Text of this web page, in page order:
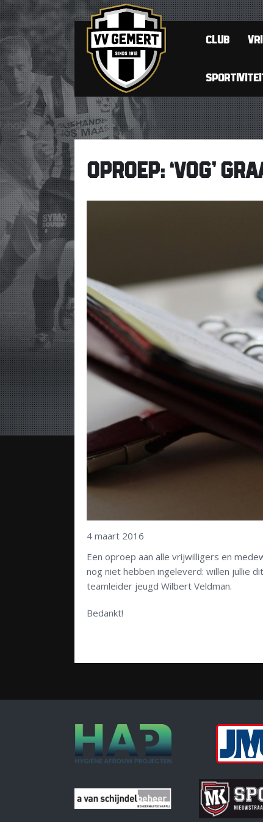
CLUB
OPROEP: ‘VOG’
4 maart 2016
Een oproep aan alle vrijwilligers en
nog niet hebben ingeleverd: willen jullie
teamleider jeugd Wilbert Veldman.
Bedankt!